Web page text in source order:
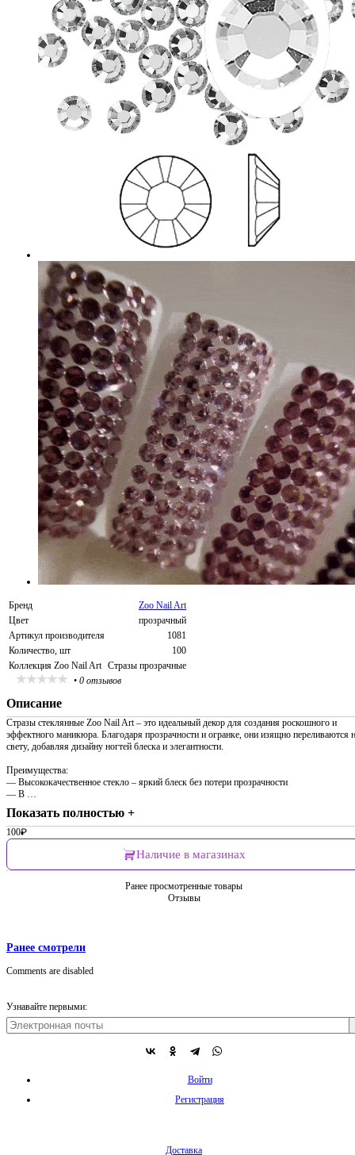
Бренд
Zoo Nail Art
Цвет
прозрачный
Артикул производителя
1081
Количество, шт
100
Коллекция Zoo Nail Art Стразы прозрачные
• 0 отзывов
Описание
Стразы стеклянные Zoo Nail Art – это идеальный декор для создания роскошного и
эффектного маникюра. Благодаря прозрачности и огранке, они изящно переливаются
свету, добавляя дизайну ногтей блеска и элегантности.
Преимущества:
— Высококачественное стекло – яркий блеск без потери прозрачности
— В …
Показать полностью +
100₽
Наличие в магазинах
Ранее просмотренные товары
Отзывы
Ранее смотрели
Comments are disabled
Узнавайте первыми:
Войти
Регистрация
Доставка